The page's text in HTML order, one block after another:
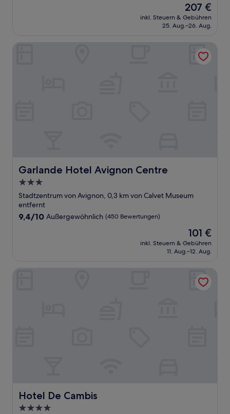
Der
Preis
beträgt
207 €
inkl. Steuern & Gebühren
25. Aug.–26. Aug.
Garlande Hotel Avignon Centre
Garlande Hotel Avignon Centre
3.0-
Sterne-
Unterkunft
Stadtzentrum von Avignon, 0,3 km von Calvet Museum
entfernt
9.4
9,4/10 Außergewöhnlich (450 Bewertungen)
Der
Preis
beträgt
101 €
inkl. Steuern & Gebühren
11. Aug.–12. Aug.
Hotel De Cambis
Hotel De Cambis
4.0-